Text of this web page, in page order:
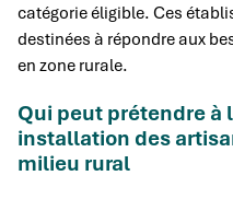
catégorie éligible. Ces
destinées à répondre aux
en zone rurale.
Qui peut prétendre à
installation des
milieu rural